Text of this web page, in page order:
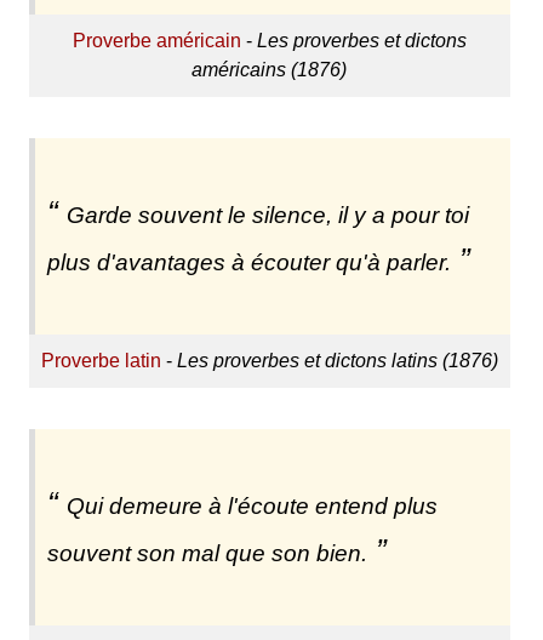
Proverbe américain - Les proverbes et dictons
américains (1876)
Garde souvent le silence, il y a pour toi
plus d'avantages à écouter qu'à parler.
Proverbe latin - Les proverbes et dictons latins (1876)
Qui demeure à l'écoute entend plus
souvent son mal que son bien.